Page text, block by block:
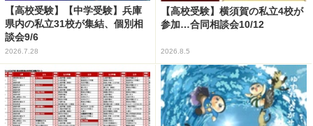
【高校受験】【中学受験】兵庫
県内の私立31校が集結、個別相
談会9/6
2026.7.28
【高校受験】横須賀の私立4校が
参加…合同相談会10/12
2026.8.5